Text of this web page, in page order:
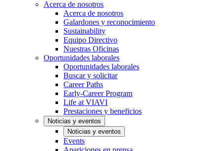
Acerca de nosotros
Acerca de nosotros
Galardones y reconocimiento
Sustainability
Equipo Directivo
Nuestras Oficinas
Oportunidades laborales
Oportunidades laborales
Buscar y solicitar
Career Paths
Early-Career Program
Life at VIAVI
Prestaciones y beneficios
Noticias y eventos
Noticias y eventos
Events